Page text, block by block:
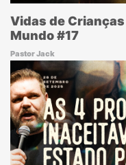
Vidas de
Mundo #17
Pastor Jack